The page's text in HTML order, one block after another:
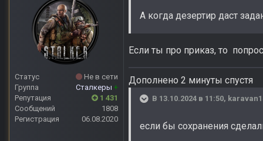
Статус
Не в сети
Группа
Сталкеры +
Репутация
1 431
Сообщений
1808
Регистрация
06.08.2020
А когда дезертир даст
Если ты про приказ, то
Дополнено 2 минуты спустя
В 13.10.2024 в 11:50,
если бы сохранения